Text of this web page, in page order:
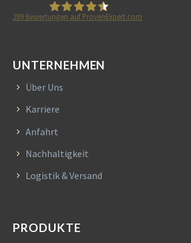
289 Bewertungen auf ProvenExpert.com
UNTERNEHMEN
Über Uns
Karriere
Anfahrt
Nachhaltigkeit
Logistik & Versand
PRODUKTE